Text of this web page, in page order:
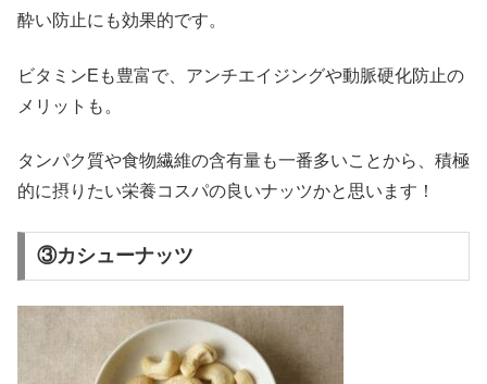
酔い防止にも効果的です。
ビタミンEも豊富で、アンチエイジングや動脈硬化防止の
メリットも。
タンパク質や食物繊維の含有量も一番多いことから、積極
的に摂りたい栄養コスパの良いナッツかと思います！
③カシューナッツ